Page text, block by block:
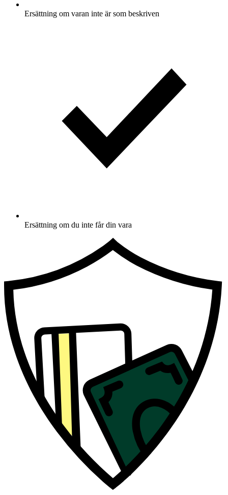
Ersättning om varan inte är som beskriven
Ersättning om du inte får din vara